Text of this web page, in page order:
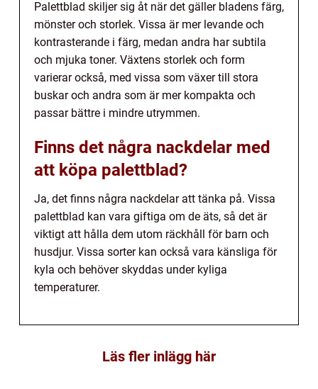
Palettblad skiljer sig åt när det gäller bladens färg,
mönster och storlek. Vissa är mer levande och
kontrasterande i färg, medan andra har subtila
och mjuka toner. Växtens storlek och form
varierar också, med vissa som växer till stora
buskar och andra som är mer kompakta och
passar bättre i mindre utrymmen.
Finns det några nackdelar med
att köpa palettblad?
Ja, det finns några nackdelar att tänka på. Vissa
palettblad kan vara giftiga om de äts, så det är
viktigt att hålla dem utom räckhåll för barn och
husdjur. Vissa sorter kan också vara känsliga för
kyla och behöver skyddas under kyliga
temperaturer.
Läs fler inlägg här